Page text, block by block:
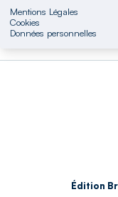
Mentions Légales
Cookies
Données personnelles
Édition